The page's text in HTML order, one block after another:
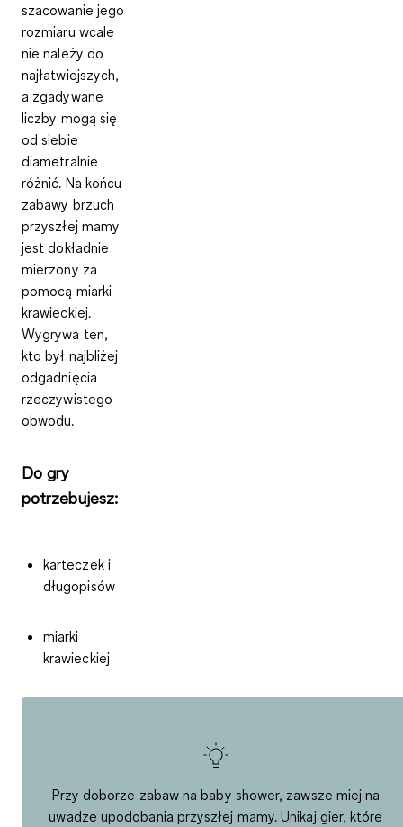
szacowanie jego
rozmiaru wcale
nie należy do
najłatwiejszych,
a zgadywane
liczby mogą się
od siebie
diametralnie
różnić. Na końcu
zabawy brzuch
przyszłej mamy
jest dokładnie
mierzony za
pomocą miarki
krawieckiej.
Wygrywa ten,
kto był najbliżej
odgadnięcia
rzeczywistego
obwodu.
Do gry
potrzebujesz:
karteczek i
długopisów
miarki
krawieckiej
Przy doborze zabaw na baby shower, zawsze miej na
uwadze upodobania przyszłej mamy. Unikaj gier, które